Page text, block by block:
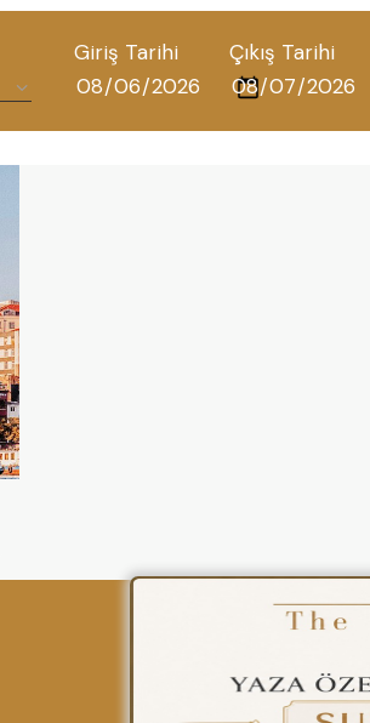
Giriş Tarihi Çıkış Tarihi
Tüm Otellerimiz Blog
TÜM OTELLERIMIZ
ÇAĞRI MERKEZİ
08502421818